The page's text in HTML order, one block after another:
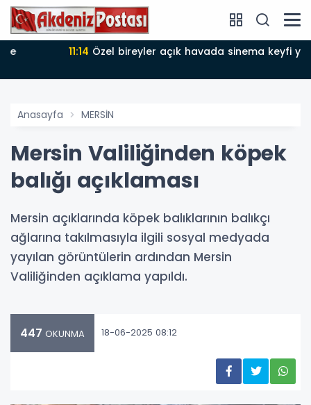
Özel bireyler açık havada sinema keyfi yaşadı
Anasayfa MERSİN
Mersin Valiliğinden köpek
balığı açıklaması
Mersin açıklarında köpek balıklarının balıkçı
ağlarına takılmasıyla ilgili sosyal medyada
yayılan görüntülerin ardından Mersin
Valiliğinden açıklama yapıldı.
447 OKUNMA 18-06-2025 08:12